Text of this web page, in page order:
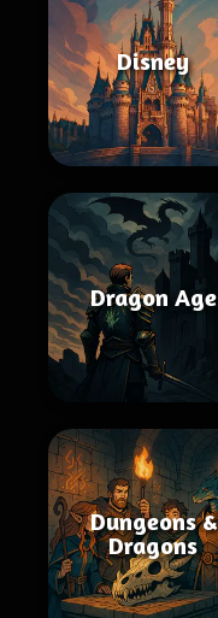
Disney
Dragon Age
Dungeons &
Dragons